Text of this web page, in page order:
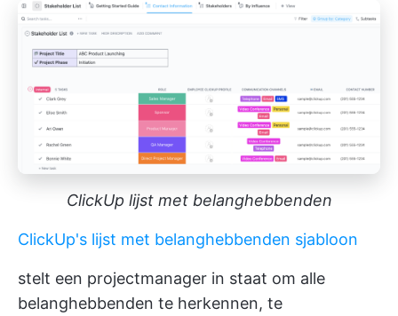
ClickUp lijst met belanghebbenden
ClickUp's lijst met belanghebbenden sjabloon
stelt een projectmanager in staat om alle
belanghebbenden te herkennen, te